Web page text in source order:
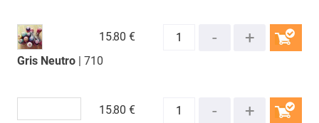
Gris Neutro| 710
15.80 €
15.80 €